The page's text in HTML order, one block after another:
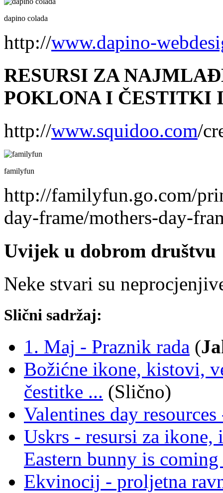
dapino colada
http://www.dapino-
RESURSI ZA
POKLONA I ČESTITKI
http://www.squidoo.com/
familyfun
http://familyfun.go.com/
day-frame/mothers-day-
Uvijek u dobrom društvu
Neke stvari su
Slični sadržaj:
1. Maj - Praznik rada (
Božićne ikone, kistovi,
čestitke ... (Slično)
Valentines day
Uskrs - resursi za ikone,
Eastern bunny is
Ekvinocij - proljetna